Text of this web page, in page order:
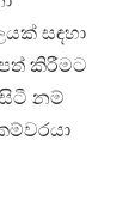
සඳහා
කිරීමට
නම්